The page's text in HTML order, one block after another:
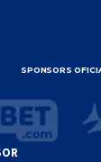
SPONSORS